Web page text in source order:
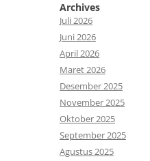
Archives
Juli 2026
Juni 2026
April 2026
Maret 2026
Desember 2025
November 2025
Oktober 2025
September 2025
Agustus 2025